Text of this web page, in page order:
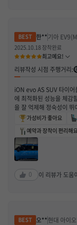
관 영향이 커서 큰 차이를
었습니다. 종합적으로 보
도가 높은 타이어라고 생
체감 만족도를 고려하면
포함해서 전반적으로 만
한**기아
2025.10.18 장착완료
최고예요!
리뷰작성 시점 주행거리:
iON evo AS SUV 타이어
에 최적화된 성능을 체감
을 잘 억제해 정숙성이
수해 승차감이 만족스러
고속 주행과 급선회에서
량 무게에도 불구하고
이 가능했습니다. 전체적
이어라고 생각합니다.
가성비가 좋아요
예약과 장착이 편리해
0 이 리뷰가 도움
오**현대 아이